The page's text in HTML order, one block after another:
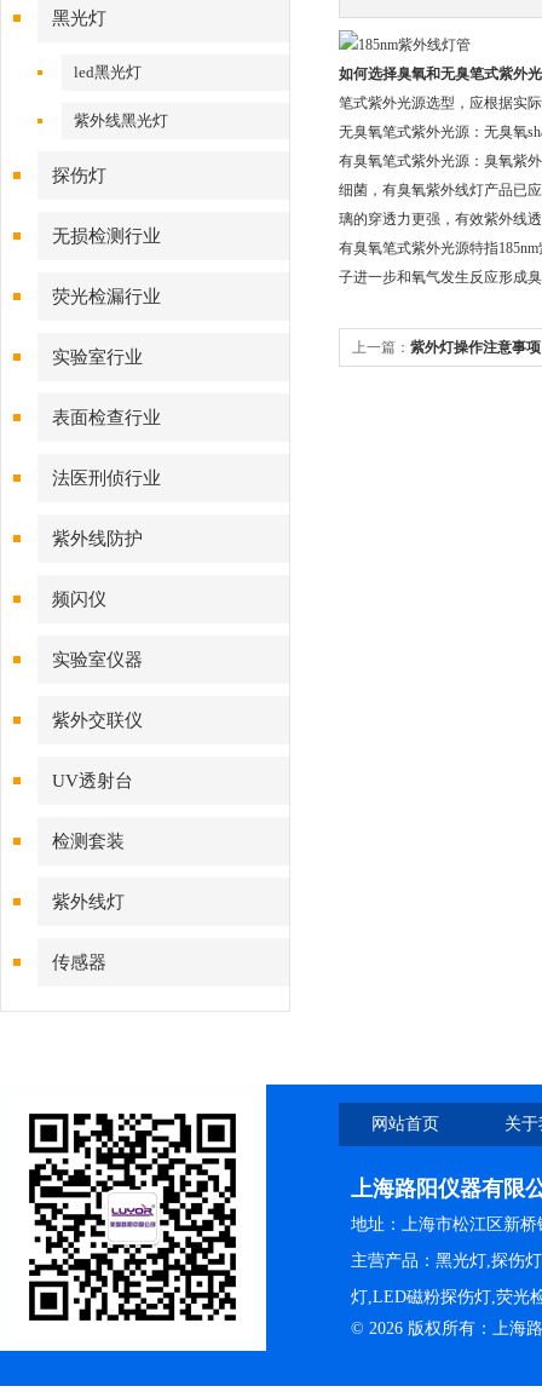
黑光灯
led黑光灯
紫外线黑光灯
探伤灯
无损检测行业
荧光检漏行业
实验室行业
表面检查行业
法医刑侦行业
紫外线防护
频闪仪
实验室仪器
紫外交联仪
UV透射台
检测套装
紫外线灯
传感器
如何选择臭氧和无臭笔式紫外
笔式紫外光源选型，应根据实
无臭氧笔式紫外光源：无臭氧
有臭氧笔式紫外光源：臭氧紫
细菌，有臭氧紫外线灯产品已
璃的穿透力更强，有效紫外线
有臭氧笔式紫外光源特指
子进一步和氧气发生反应形成
上一篇： 紫外灯操作注意事项
网站首页 关
上海路阳仪器有限
地址：上海市松江区新桥
主营产品：黑光灯,探伤
灯,LED磁粉探伤灯,荧光
© 2026 版权所有：上海